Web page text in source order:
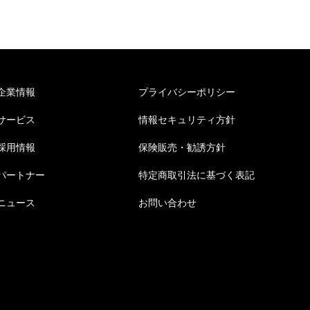
業情報
ービス
用情報
ートナー
ュース
プライバシーポリシー
情報セキュリティ方針
保険販売・勧誘方針
特定商取引法に基づく表記
お問い合わせ